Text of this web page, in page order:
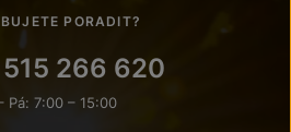
PORADIT?
266 620
Pá: 7:00 – 15:00